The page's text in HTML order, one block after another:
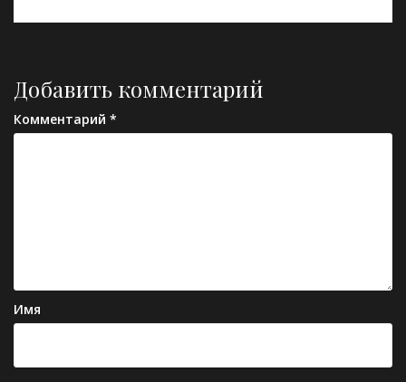
Добавить комментарий
Комментарий *
Имя